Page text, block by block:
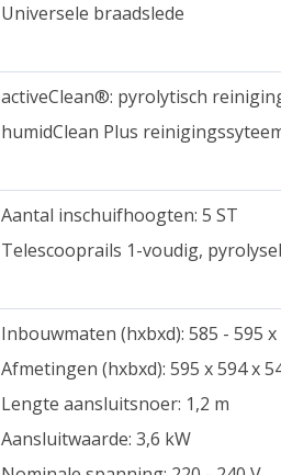
Universele braadslede
activeClean®: pyrolytisch
humidClean Plus
Aantal inschuifhoogten: 5 ST
Telescooprails 1-voudig,
Inbouwmaten (hxbxd): 585 - 595 x
Afmetingen (hxbxd): 595 x 594 x
Lengte aansluitsnoer: 1,2 m
Aansluitwaarde: 3,6 kW